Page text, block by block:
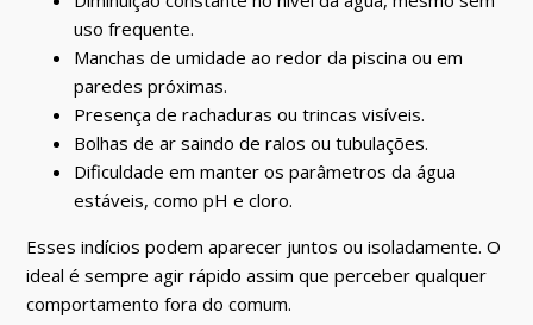
uso frequente.
Manchas de umidade ao redor da piscina ou em
paredes próximas.
Presença de rachaduras ou trincas visíveis.
Bolhas de ar saindo de ralos ou tubulações.
Dificuldade em manter os parâmetros da água
estáveis, como pH e cloro.
Esses indícios podem aparecer juntos ou isoladamente. O
ideal é sempre agir rápido assim que perceber qualquer
comportamento fora do comum.